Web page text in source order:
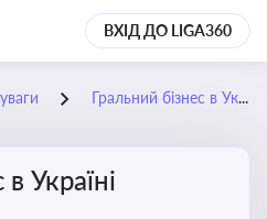
ВХІД ДО LIGA360
Гральний бізнес в Україні
Україні